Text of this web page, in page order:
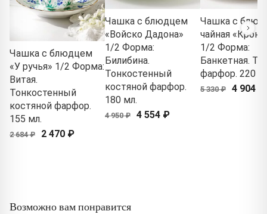
Чашка с блюдцем
«У ручья» 1/2 Форма:
Витая.
Тонкостенный
костяной фарфор.
155 мл.
2 684 ₽ 2 470 ₽
Чашка с блюдцем
«Войско Дадона»
1/2 Форма:
Билибина.
Тонкостенный
костяной фарфор.
180 мл.
4 950 ₽ 4 554 ₽
Чашка с
чайная
1/2 Форма:
Банкетная.
фарфор. 220
5 330 ₽ 4 904 ₽
Возможно вам понравится